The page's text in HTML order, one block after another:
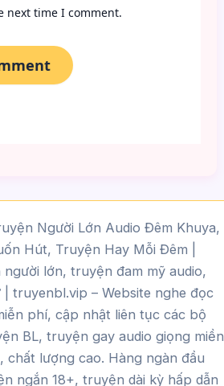
next time I comment.
Người Lớn Audio Đêm Khuya,
Hút, Truyện Hay Mỗi Đêm |
lớn, truyện đam mỹ audio,
truyenbl.vip – Website nghe đọc
phí, cập nhật liên tục các bộ
BL, truyện gay audio giọng miền
chất lượng cao. Hàng ngàn đầu
ngắn 18+, truyện dài kỳ hấp dẫn